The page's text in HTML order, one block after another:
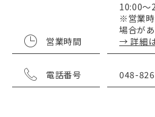
営業時間
10:00～
※営業
場合があ
→ 詳細
電話番号 048-